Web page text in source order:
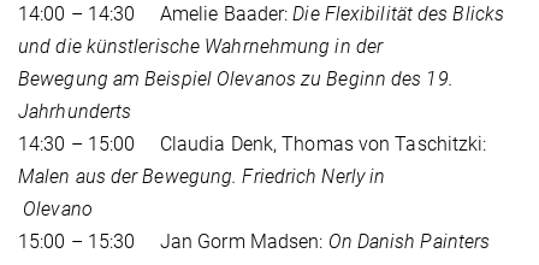
14:00 – 14:30 Amelie Baader: Die Flexibilität des Blicks
und die künstlerische Wahrnehmung in der
Bewegung am Beispiel Olevanos zu Beginn des 19.
Jahrhunderts
14:30 – 15:00 Claudia Denk, Thomas von Taschitzki:
Malen aus der Bewegung. Friedrich Nerly in
Olevano
15:00 – 15:30 Jan Gorm Madsen: On Danish Painters